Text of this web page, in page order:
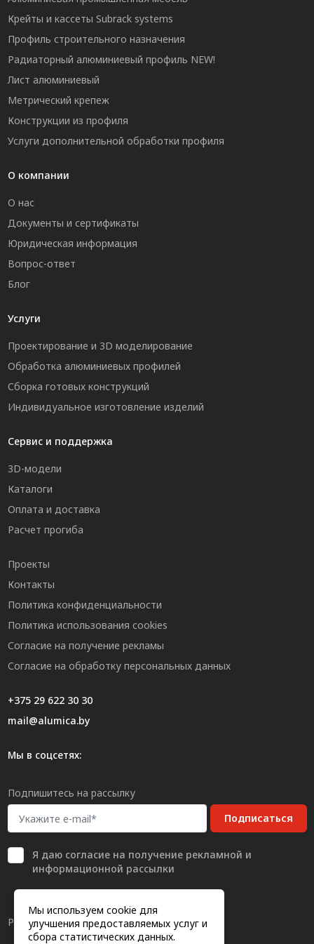
Мы используем cookie для
улучшения предоставляемых услуг и
сбора статистических данных.
Крейты и кассеты Subrack systems
Профиль строительного назначения
Радиаторный алюминиевый профиль NEW!
Лист алюминиевый
Метрический крепеж
Конструкции из профиля
Услуги дополнительной обработки профиля
О компании
О нас
Документы и сертификаты
Юридическая информация
Вопрос-ответ
Блог
Услуги
Проектирование и 3D моделирование
Обработка алюминиевых профилей
Сборка готовых конструкций
Индивидуальное изготовление изделий
Сервис и поддержка
3D-модели
Каталоги
Оплата и доставка
Расчет прогиба
Проекты
Контакты
Политика конфиденциальности
Политика использования cookies
Согласие на получение рекламы
Согласие на обработку персональных данных
+375 29 622 30 30
mail@alumica.by
Мы в соцсетях:
Подпишитесь на рассылку
Подписаться
Я даю согласиена получение рекламной и
информационной рассылки
Разработка сайта